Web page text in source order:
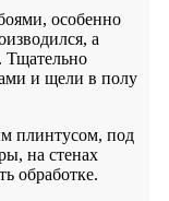
особенно
а
Тщательно
и щели в полу
плинтусом, под
на стенах
обработке.